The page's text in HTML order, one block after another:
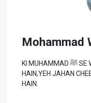
Mohammad
KI MUHAMMAD ﷺ SE WAFA TU NE TO HUM TERE
HAIN,YEH JAHAN
HAIN.